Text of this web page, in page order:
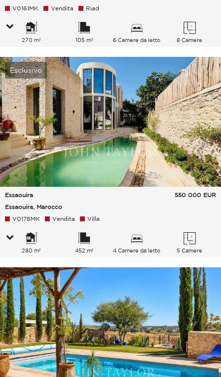
V0161MK Vendita Riad
270 m² 105 m² 6 Camere da letto 8 Camere
Esclusivo
Essaouira
Essaouira, Marocco
550 000 EUR
V0178MK Vendita Villa
280 m² 452 m² 4 Camere da letto 5 Camere